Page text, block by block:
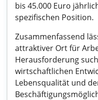
bis 45.000 Euro
spezifischen Position.
Zusammenfassend
attraktiver Ort für
Herausforderung
wirtschaftlichen
Lebensqualität und